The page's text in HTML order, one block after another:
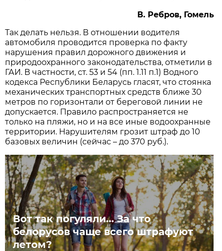
В. Ребров, Гомель
Так делать нельзя. В отношении водителя
автомобиля проводится проверка по факту
нарушения правил дорожного движения и
природоохранного законодательства, отметили в
ГАИ. В частности, ст. 53 и 54 (пп. 1.11 п.1) Водного
кодекса Республики Беларусь гласят, что стоянка
механических транспортных средств ближе 30
метров по горизонтали от береговой линии не
допускается. Правило распространяется не
только на пляжи, но и на все иные водоохранные
территории. Нарушителям грозит штраф до 10
базовых величин (сейчас – до 370 руб.).
Вот так погуляли… За что
белорусов чаще всего штрафуют
летом?